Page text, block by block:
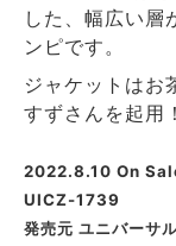
した、幅広い層
ンピです。
ジャケットはお
すずさんを起用！
2022.8.10 On
UICZ-1739
発売元 ユニバーサ